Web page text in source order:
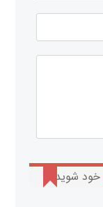
خود شوید.